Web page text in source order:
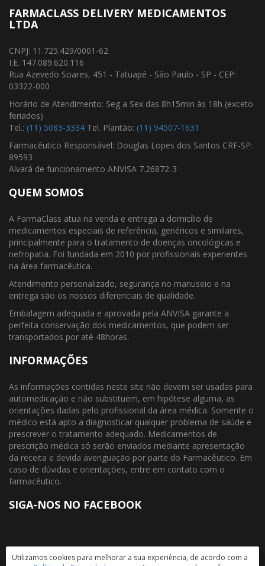
FARMACLASS DELIVERY MEDICAMENTOS
LTDA
CNPJ: 11.725.429/0001-62
I.E. 147.089.620.116
Rua Azevedo Soares, 451 - Tatuapé - São Paulo - SP - CEP:
03322-000
Horário de Atendimento: Seg a Sex das 8h15min às 18h (exceto
feriados)
Tel.: (11) 5083-3334 Tel. Plantão: (11) 94507-1631
Farmacêutico Responsável: Douglas Lopes dos Santos CRF-SP:
89593
Alvará de funcionamento ANVISA 7.26872-3
QUEM SOMOS
A FarmaClass atua na venda e entrega a domicílio de
medicamentos especiais de referência, genéricos e similares,
principalmente para o tratamento de doenças oncológicas e
nefropatia. Foi fundada em 2010 por profissionais experientes
na área farmacêutica.
Atendimento personalizado, segurança no manuseio e na
entrega são os nossos diferenciais de qualidade.
Embalagem adequada e aprovada pela ANVISA garante a
perfeita conservação dos medicamentos, que podem ser
transportados por até 48horas.
INFORMAÇÕES
As informações contidas neste site não devem ser usadas para
automedicação e não substituem, em hipótese alguma, as
orientações dadas pelo profissional da área médica. Somente o
médico está apto a diagnosticar qualquer problema de saúde e
prescrever o tratamento adequado. Medicamentos de
prescrição médica só serão enviados mediante apresentação
da receita e devida averiguação por parte do Farmacêutico. Em
caso de dúvidas e orientações, entre em contato com o
farmacêutico.
SIGA-NOS NO FACEBOOK
Utilizamos cookies para melhorar a sua experiência, de acordo com a